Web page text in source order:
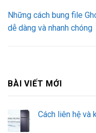
Những cách bung file
dễ dàng và nhanh chóng
BÀI VIẾT MỚI
Cách liên hệ và